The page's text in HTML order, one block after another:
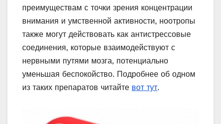
преимуществам с точки зрения концентрации
внимания и умственной активности, ноотропы
также могут действовать как антистрессовые
соединения, которые взаимодействуют с
нервными путями мозга, потенциально
уменьшая беспокойство. Подробнее об одном
из таких препаратов читайте вот тут.